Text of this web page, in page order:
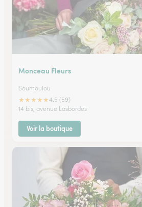
Monceau Fleurs
Soumoulou
★★★★★4.5 (59)
14 bis, avenue Lasbordes
Voir la boutique